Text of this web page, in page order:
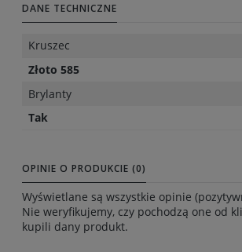
DANE TECHNICZNE
Kruszec
Złoto 585
Brylanty
Tak
OPINIE O PRODUKCIE (0)
Wyświetlane są wszystkie opinie
Nie weryfikujemy, czy pochodzą one od
kupili dany produkt.